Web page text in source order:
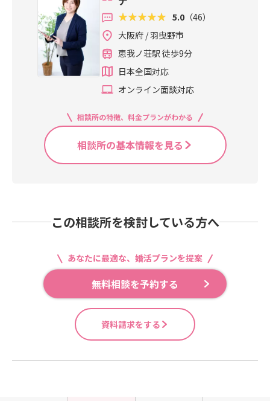
5.0 （46）
大阪府 / 羽曳野市
恵我ノ荘駅 徒歩9分
日本全国対応
オンライン面談対応
相談所の特徴、料金プランがわかる
相談所の基本情報を見る
この相談所を検討している方へ
あなたに最適な、婚活プランを提案
無料相談を予約する
資料請求をする